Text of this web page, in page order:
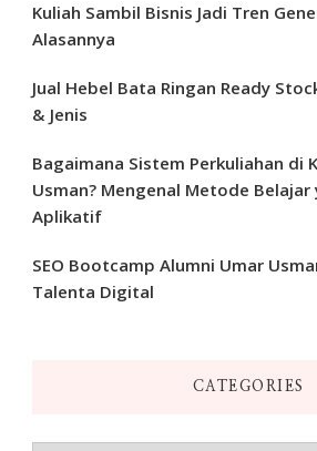
Kuliah Sambil Bisnis Jadi Tren
Alasannya
Jual Hebel Bata Ringan Ready
& Jenis
Bagaimana Sistem Perkuliahan di
Usman? Mengenal Metode Belajar
Aplikatif
SEO Bootcamp Alumni Umar
Talenta Digital
CATEGORIES